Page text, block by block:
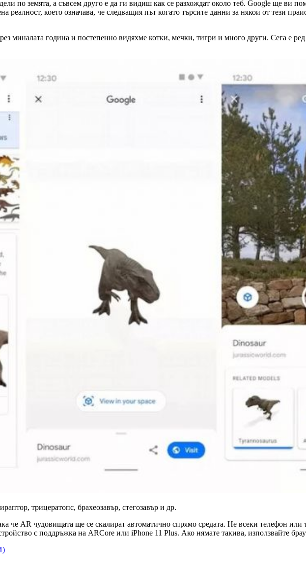
по земята, а съвсем друго е да ги видиш как се разхождат около теб. Google ще ви
реалност, което означава, че следващия път когато търсите данни за някои от тези
миналата година и постепенно видяхме котки, мечки, тигри и много други. Сега е
трицератопс, брахеозавър, стегозавър и др.
че AR чудовищата ще се скалират автоматично спрямо средата. Не всеки телефон или
с поддръжка на ARCore или iPhone 11 Plus. Ако нямате такива, използвайте